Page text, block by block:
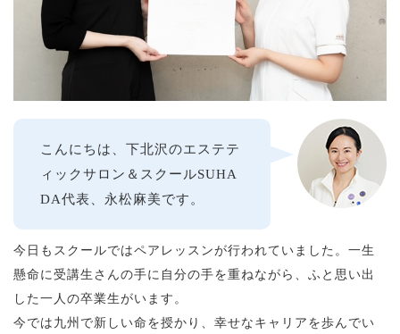
こんにちは、下北沢のエステテ
ィックサロン＆スクールSUHA
DA代表、永松麻美です。
今日もスクールではペアレッスンが行われていました。一生
懸命に受講生さんの手に自分の手を重ねながら、ふと思い出
した一人の卒業生がいます。
今では九州で新しい命を授かり、幸せなキャリアを歩んでい